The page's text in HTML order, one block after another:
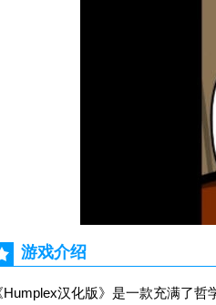
游戏介绍
Humplex汉化版》是一款充满了